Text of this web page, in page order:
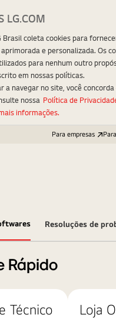
Para empresas
Resoluções de
Rápido
Técnico Loja
LG.COM
Brasil coleta cookies para
e personalizada. Os
para nenhum outro
em nossas políticas.
a navegar no site, você concorda
nossa Política de
informações.